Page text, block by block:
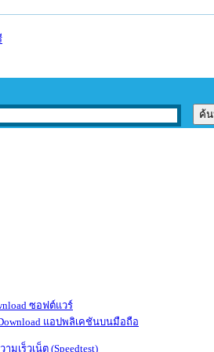
ซอฟต์แวร์
แอปพลิเคชันบนมือถือ
ามเร็วเน็ต (Speedtest)